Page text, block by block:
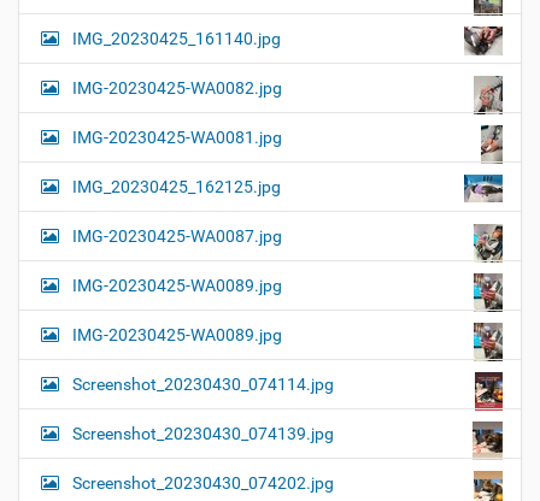
IMG_20230425_161140.jpg
IMG-20230425-WA0082.jpg
IMG-20230425-WA0081.jpg
IMG_20230425_162125.jpg
IMG-20230425-WA0087.jpg
IMG-20230425-WA0089.jpg
IMG-20230425-WA0089.jpg
Screenshot_20230430_074114.jpg
Screenshot_20230430_074139.jpg
Screenshot_20230430_074202.jpg